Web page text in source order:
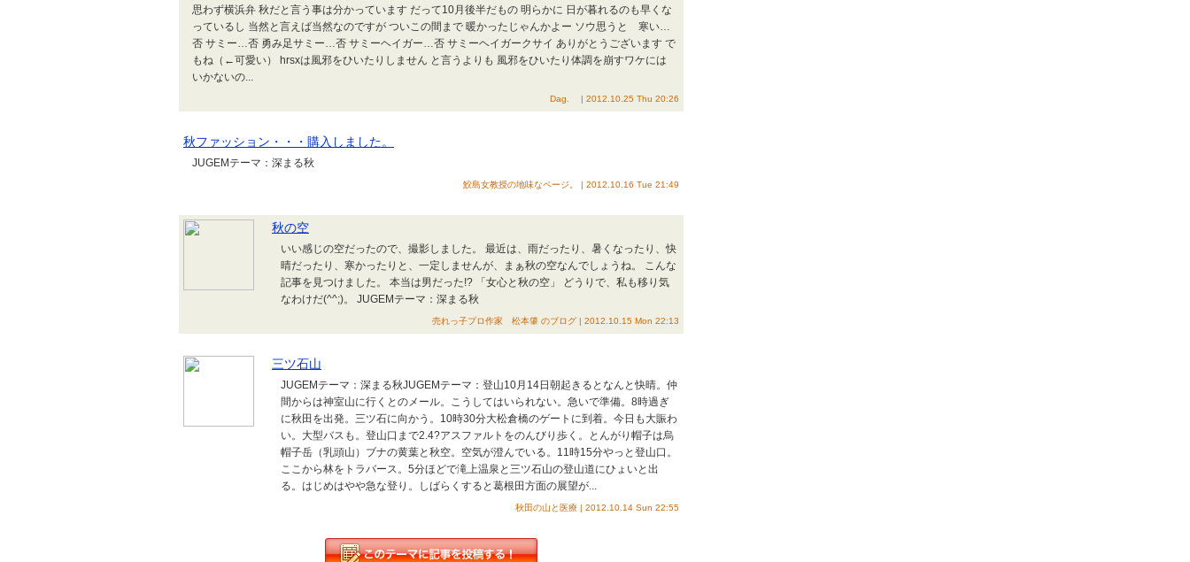
思わず横浜弁 秋だと言う事は分かっています だって10月後半だもの 明らかに 日が暮れるのも早くな
っているし 当然と言えば当然なのですが ついこの間まで 暖かったじゃんかよー ソウ思うと 寒い…
否 サミー…否 勇み足サミー…否 サミーヘイガー…否 サミーヘイガークサイ ありがとうございます で
もね（←可愛い） hrsxは風邪をひいたりしません と言うよりも 風邪をひいたり体調を崩すワケには
いかないの...
Dag. | 2012.10.25 Thu 20:26
秋ファッション・・・購入しました。
JUGEMテーマ：深まる秋
鮫島女教授の地味なページ。 | 2012.10.16 Tue 21:49
秋の空
いい感じの空だったので、撮影しました。 最近は、雨だったり、暑くなったり、快
晴だったり、寒かったりと、一定しませんが、まぁ秋の空なんでしょうね。 こんな
記事を見つけました。 本当は男だった!? 「女心と秋の空」 どうりで、私も移り気
なわけだ(^^;)。 JUGEMテーマ：深まる秋
売れっ子プロ作家 松本肇 のブログ | 2012.10.15 Mon 22:13
三ツ石山
JUGEMテーマ：深まる秋JUGEMテーマ：登山10月14日朝起きるとなんと快晴。仲
間からは神室山に行くとのメール。こうしてはいられない。急いで準備。8時過ぎ
に秋田を出発。三ツ石に向かう。10時30分大松倉橋のゲートに到着。今日も大賑わ
い。大型バスも。登山口まで2.4?アスファルトをのんびり歩く。とんがり帽子は烏
帽子岳（乳頭山）ブナの黄葉と秋空。空気が澄んでいる。11時15分やっと登山口。
ここから林をトラバース。5分ほどで滝上温泉と三ツ石山の登山道にひょいと出
る。はじめはやや急な登り。しばらくすると葛根田方面の展望が...
秋田の山と医療 | 2012.10.14 Sun 22:55